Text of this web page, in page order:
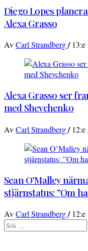
Diego Lopes
Alexa Grasso
AvCarl Strandberg/
Alexa Grasso ser
med Shevchenko
AvCarl Strandberg/
Sean O’Malley
stjärnstatus: ”Om
AvCarl Strandberg/
Sök
efter: